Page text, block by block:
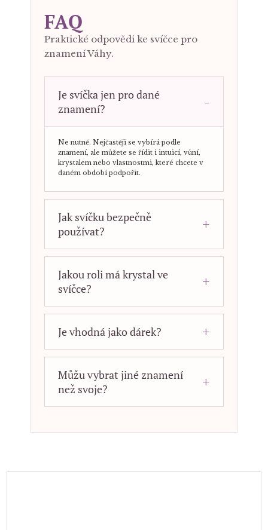
FAQ
Praktické odpovědi ke svíčce pro
znamení Váhy.
Je svíčka jen pro dané
znamení?
Ne nutně. Nejčastěji se vybírá podle
znamení, ale můžete se řídit i intuicí, vůní,
krystalem nebo vlastnostmi, které chcete v
daném období podpořit.
Jak svíčku bezpečně
používat?
Jakou roli má krystal ve
svíčce?
Je vhodná jako dárek?
Můžu vybrat jiné znamení
než svoje?